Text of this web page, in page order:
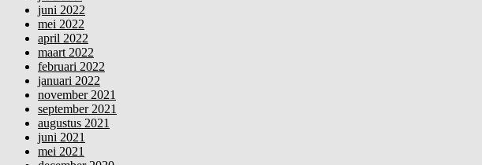
juni 2022
mei 2022
april 2022
maart 2022
februari 2022
januari 2022
november 2021
september 2021
augustus 2021
juni 2021
mei 2021